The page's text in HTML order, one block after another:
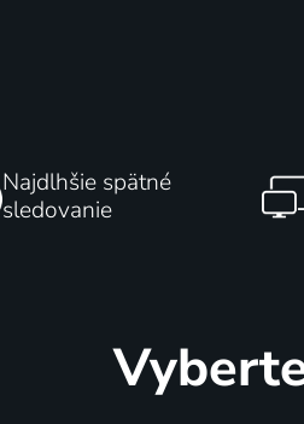
Najdlhšie spätné
sledovanie